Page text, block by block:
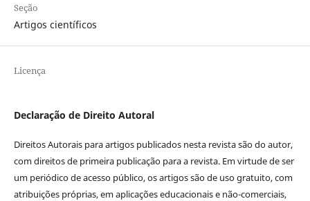
Seção
Artigos científicos
Licença
Declaração de Direito Autoral
Direitos Autorais para artigos publicados nesta revista são do autor,
com direitos de primeira publicação para a revista. Em virtude de ser
um periódico de acesso público, os artigos são de uso gratuito, com
atribuições próprias, em aplicações educacionais e não-comerciais,